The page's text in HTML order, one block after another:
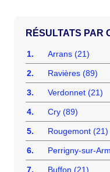
1. Arrans (21)
2. Ravières (89)
3. Verdonnet (21)
4. Cry (89)
5. Rougemont (21)
6. Perrigny-sur-
7. Buffon (21)